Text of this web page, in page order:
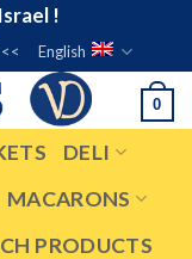
!
English
0
DELI
MACARONS
PRODUCTS